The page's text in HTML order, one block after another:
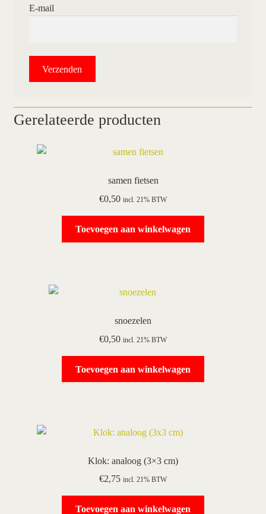
E-mail
Gerelateerde producten
samen fietsen
€0,50 incl. 21% BTW
Toevoegen aan winkelwagen
snoezelen
€0,50 incl. 21% BTW
Toevoegen aan winkelwagen
Klok: analoog (3×3 cm)
€2,75 incl. 21% BTW
Toevoegen aan winkelwagen